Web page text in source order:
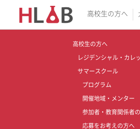
高校生の方へ
高校生の方へ
レジデンシャル・カレ
サマースクール
プログラム
開催地域・メンター
参加者・教育関係者
応募をお考えの方へ